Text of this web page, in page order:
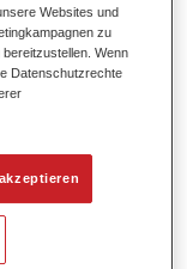
Websites und
zu
Wenn
Datenschutzrechte